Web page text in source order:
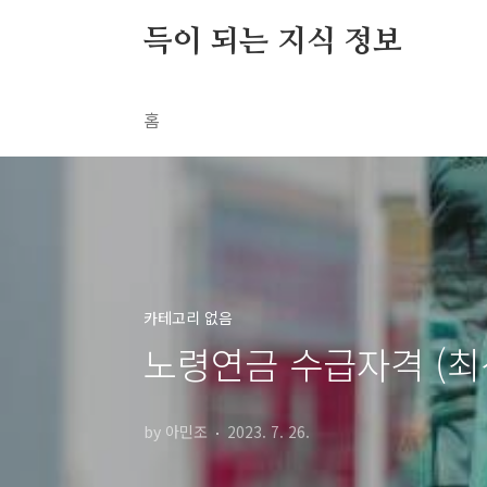
득이 되는 지식 정보
홈
카테고리 없음
노령연금 수급자격 (
by 아민조 2023. 7. 26.